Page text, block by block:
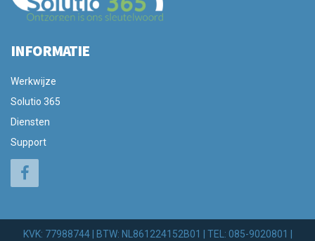
INFORMATIE
Werkwijze
Solutio 365
Diensten
Support
KVK: 77988744 | BTW: NL861224152B01 | TEL: 085-9020801 |